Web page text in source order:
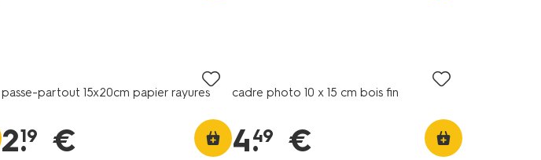
passe-partout 15x20cm papier rayures
2.
19 €
cadre photo 10 x 15 cm bois fin
4.
49 €